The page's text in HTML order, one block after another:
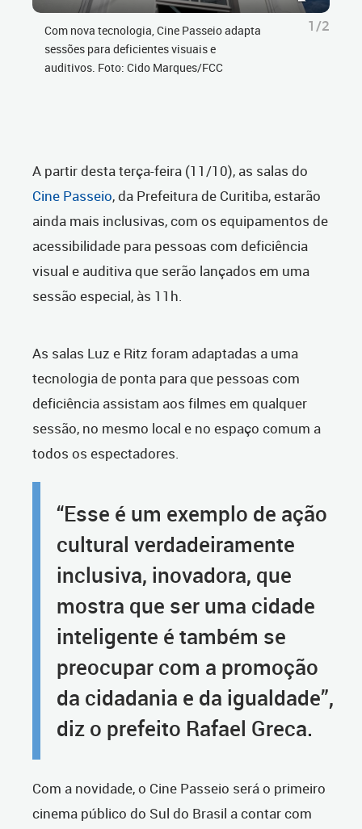
Com nova tecnologia, Cine Passeio adapta
sessões para deficientes visuais e
auditivos. Foto: Cido Marques/FCC
1/2
A partir desta terça-feira (11/10), as salas do
Cine Passeio, da Prefeitura de Curitiba, estarão
ainda mais inclusivas, com os equipamentos de
acessibilidade para pessoas com deficiência
visual e auditiva que serão lançados em uma
sessão especial, às 11h.
As salas Luz e Ritz foram adaptadas a uma
tecnologia de ponta para que pessoas com
deficiência assistam aos filmes em qualquer
sessão, no mesmo local e no espaço comum a
todos os espectadores.
“Esse é um exemplo de ação
cultural verdadeiramente
inclusiva, inovadora, que
mostra que ser uma cidade
inteligente é também se
preocupar com a promoção
da cidadania e da igualdade”,
diz o prefeito Rafael Greca.
Com a novidade, o Cine Passeio será o primeiro
cinema público do Sul do Brasil a contar com